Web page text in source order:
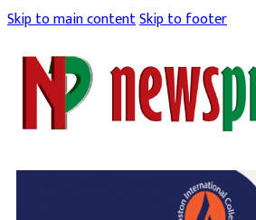
Skip to main contentSkip to footer